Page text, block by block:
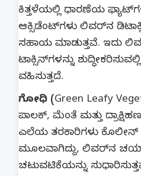
ಕಿತ್ತಳೆಯಲ್ಲಿ ಧಾರಣೆಯ
ಆಕ್ಸಿಡೆಂಟ್‌ಗಳು ಲಿವರ್‌ನ
ಸಹಾಯ ಮಾಡುತ್ತವೆ. ಇದು
ಟಾಕ್ಸಿನ್‌ಗಳನ್ನು
ವಹಿಸುತ್ತದೆ.
ಗೋಧಿ (Green Leafy
ಪಾಲಕ್, ಮೆಂತೆ ಮತ್ತು
ಎಲೆಯ ತರಕಾರಿಗಳು ಕೊಲೀನ್
ಮೂಲವಾಗಿದ್ದು, ಲಿವರ್‌ನ
ಚಟುವಟಿಕೆಯನ್ನು